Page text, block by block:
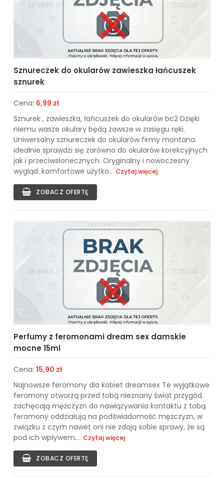
Sznureczek do okularów zawieszka łańcuszek
sznurek
Cena: 6,99 zł
Sznurek , zawieszka, łańcuszek do okularów bc2 Dzięki
niemu wasze okulary będą zawsze w zasięgu ręki.
Uniwersalny sznureczek do okularów firmy montana.
idealnie sprawdzi się zarówno do okularów korekcyjnych
jak i przeciwsłonecznych. Oryginalny i nowoczesny
wygląd. komfortowe użytko... Czytaj więcej
ZOBACZ OFERTĘ
Perfumy z feromonami dream sex damskie
mocne 15ml
Cena: 15,90 zł
Najnowsze feromony dla kobiet dreamsex Te wyjątkowe
feromony otworzą przed tobą nieznany świat przygód.
zachęcają mężczyzn do nawiązywania kontaktu z tobą.
feromony oddziałują na podświadomość mężczyzn, w
związku z czym nawet oni nie zdają sobie sprawy, że są
pod ich wpływem.... Czytaj więcej
ZOBACZ OFERTĘ